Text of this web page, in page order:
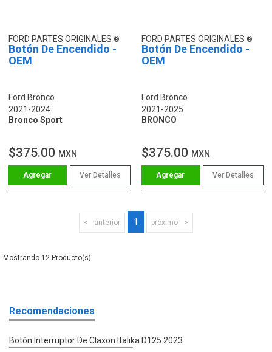
FORD PARTES ORIGINALES
Botón De Encendido -
OEM
Ford Bronco
2021-2024
Bronco Sport
$375.00 MXN
Ver Detalles
FORD PARTES ORIGINALES
Botón De Encendido -
OEM
Ford Bronco
2021-2025
BRONCO
$375.00 MXN
Ver Detalles
anterior 1 próximo
12
Recomendaciones
Botón Interruptor De Claxon Italika D125 2023